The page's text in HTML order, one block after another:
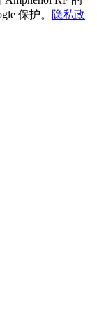
保护。
隐私政